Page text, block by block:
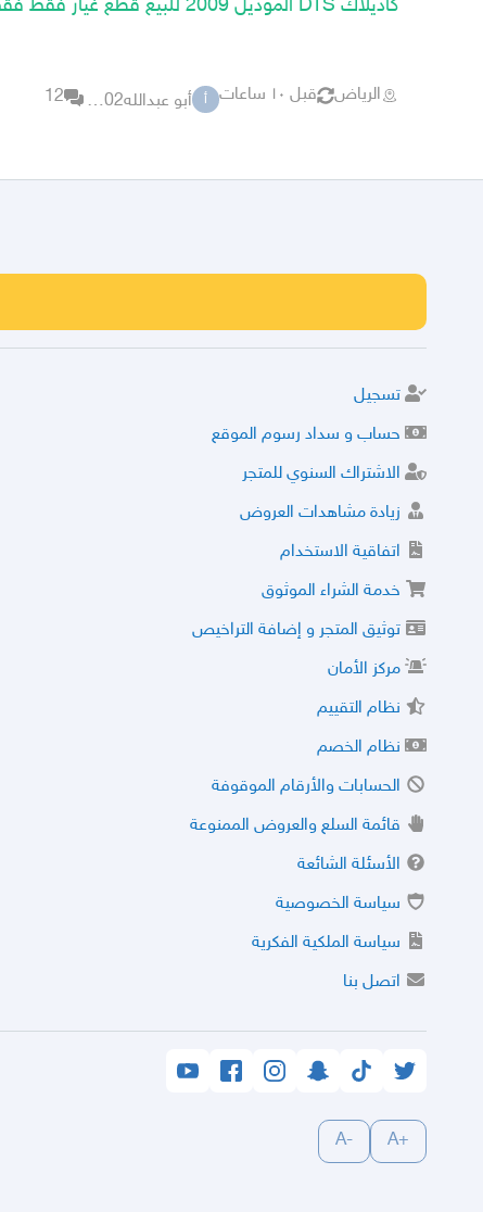
كاديلاك DTS الموديل 2009 للبيع قطع غيار فقط فقط
الرياض قبل ١٠ ساعات أ أبو عبدالله2002 12
تسجيل
حساب و سداد رسوم الموقع
الاشتراك السنوي للمتجر
زيادة مشاهدات العروض
اتفاقية الاستخدام
خدمة الشراء الموثوق
توثيق المتجر و إضافة التراخيص
مركز الأمان
نظام التقييم
نظام الخصم
الحسابات والأرقام الموقوفة
قائمة السلع والعروض الممنوعة
الأسئلة الشائعة
سياسة الخصوصية
سياسة الملكية الفكرية
اتصل بنا
+A
-A